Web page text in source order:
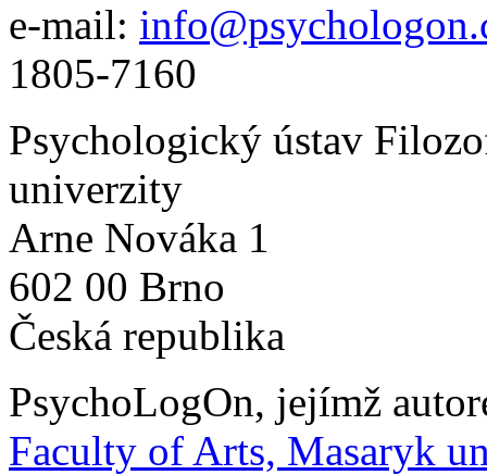
e-mail:
1805-7160
Psychologický ústav
univerzity
Arne Nováka 1
602 00 Brno
Česká republika
PsychoLogOn, jejímž
Faculty of Arts, Masaryk